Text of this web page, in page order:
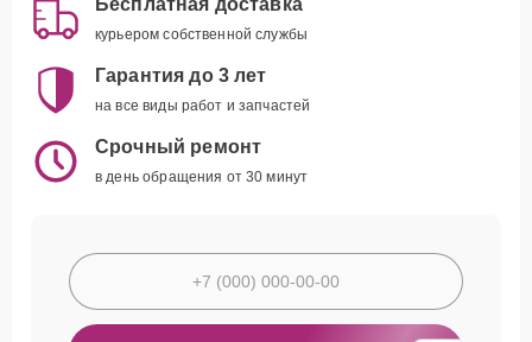
Бесплатная доставка
курьером собственной службы
Гарантия до 3 лет
на все виды работ и запчастей
Срочный ремонт
в день обращения от 30 минут